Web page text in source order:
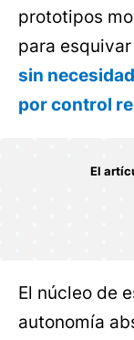
prototipos
para
sin
por control
El núcleo de
autonomía